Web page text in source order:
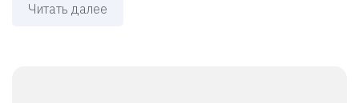
Читать далее